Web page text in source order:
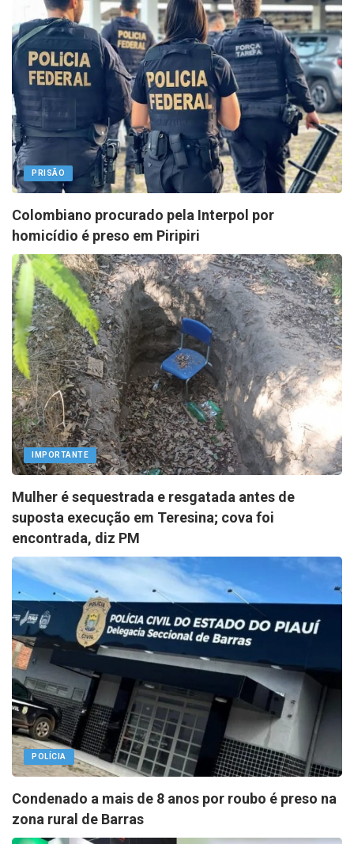
PRISÃO
Colombiano procurado pela Interpol por
homicídio é preso em Piripiri
IMPORTANTE
Mulher é sequestrada e resgatada antes de
suposta execução em Teresina; cova foi
encontrada, diz PM
POLÍCIA
Condenado a mais de 8 anos por roubo é preso na
zona rural de Barras